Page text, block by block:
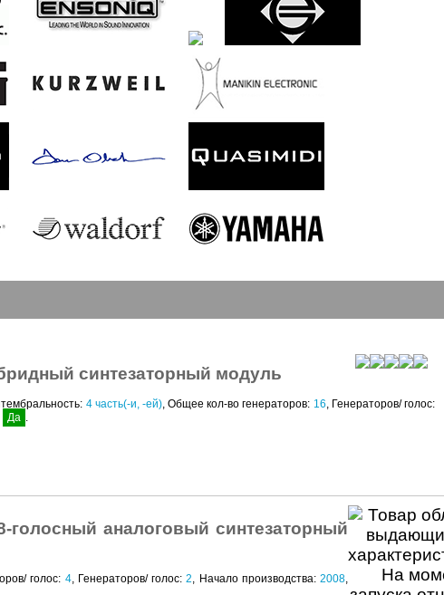
синтезаторный модуль
4 часть(-и, -ей), Общее кол-во генераторов: 16, Генераторов/ голос:
Да .
голосный аналоговый синтезаторный
голос: 4, Генераторов/ голос:2, Начало производства:2008,